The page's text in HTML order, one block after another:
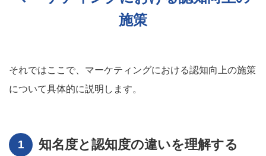
施策
それではここで、マーケティングにおける認知向上の施策
について具体的に説明します。
知名度と認知度の違いを理解する